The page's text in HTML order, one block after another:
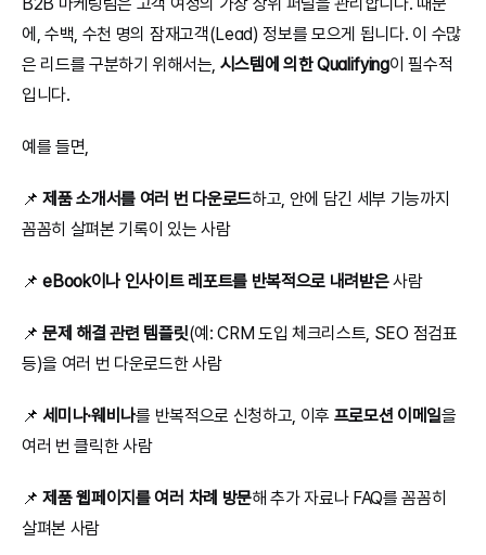
B2B 마케팅팀은 고객 여정의 가장 상위 퍼널을 관리합니다. 때문
에, 수백, 수천 명의 잠재고객(Lead) 정보를 모으게 됩니다. 이 수많
은 리드를 구분하기 위해서는, 시스템에 의한 Qualifying이 필수적
입니다.
예를 들면,
📌 제품 소개서를 여러 번 다운로드하고, 안에 담긴 세부 기능까지
꼼꼼히 살펴본 기록이 있는 사람
📌 eBook이나 인사이트 레포트를 반복적으로 내려받은 사람
📌 문제 해결 관련 템플릿(예: CRM 도입 체크리스트, SEO 점검표
등)을 여러 번 다운로드한 사람
📌 세미나·웨비나를 반복적으로 신청하고, 이후 프로모션 이메일을
여러 번 클릭한 사람
📌 제품 웹페이지를 여러 차례 방문해 추가 자료나 FAQ를 꼼꼼히
살펴본 사람